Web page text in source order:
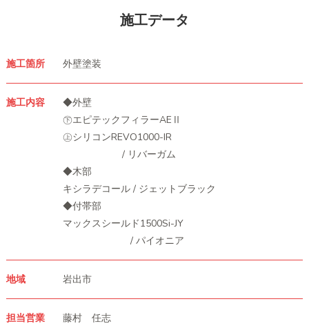
施工データ
施工箇所 外壁塗装
施工内容
◆外壁
㊦エピテックフィラーAEⅡ
㊤シリコンREVO1000-IR
/ リバーガム
◆木部
キシラデコール / ジェットブラック
◆付帯部
マックスシールド1500Si-JY
/ パイオニア
地域 岩出市
担当営業 藤村 任志